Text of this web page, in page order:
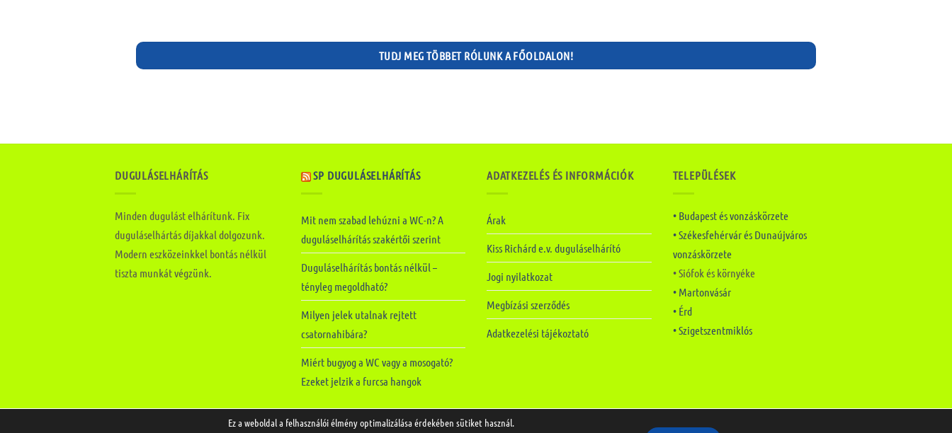
TUDJ MEG TÖBBET RÓLUNK A FŐOLDALON!
DUGULÁSELHÁRÍTÁS
Minden dugulást elhárítunk. Fix
duguláselhártás díjakkal dolgozunk.
Modern eszközeinkkel bontás nélkül
tiszta munkát végzünk.
SP DUGULÁSELHÁRÍTÁS
Mit nem szabad lehúzni a WC-n? A
duguláselhárítás szakértői szerint
Duguláselhárítás bontás nélkül –
tényleg megoldható?
Milyen jelek utalnak rejtett
csatornahibára?
Miért bugyog a WC vagy a mosogató?
Ezeket jelzik a furcsa hangok
ADATKEZELÉS ÉS INFORMÁCIÓK
Árak
Kiss Richárd e.v. duguláselhárító
Jogi nyilatkozat
Megbízási szerződés
Adatkezelési tájékoztató
TELEPÜLÉSEK
• Budapest és vonzáskörzete
• Székesfehérvár és Dunaújváros
vonzáskörzete
• Siófok és környéke
• Martonvásár
• Érd
• Szigetszentmiklós
SP DuguláselhárításEz a weboldal a felhasználói élmény optimalizálása érdekében sütiket használ.